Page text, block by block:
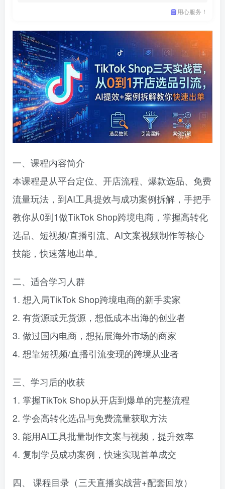
用心服务！
一、课程内容简介
本课程是从平台定位、开店流程、爆款选品、免费
流量玩法，到AI工具提效与成功案例拆解，手把手
教你从0到1做TikTok Shop跨境电商，掌握高转化
选品、短视频/直播引流、AI文案视频制作等核心
技能，快速落地出单。
二、适合学习人群
1. 想入局TikTok Shop跨境电商的新手卖家
2. 有货源或无货源，想低成本出海的创业者
3. 做过国内电商，想拓展海外市场的商家
4. 想靠短视频/直播引流变现的跨境从业者
三、学习后的收获
1. 掌握TikTok Shop从开店到爆单的完整流程
2. 学会高转化选品与免费流量获取方法
3. 能用AI工具批量制作文案与视频，提升效率
4. 复制学员成功案例，快速实现首单成交
四、 课程目录（三天直播实战营+配套回放）